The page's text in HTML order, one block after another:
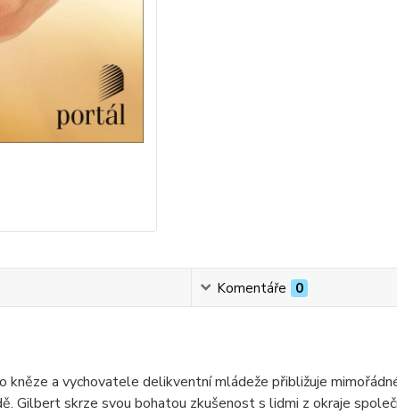
Komentáře 0
kněze a vychovatele delikventní mládeže přibližuje
Gilbert skrze svou bohatou zkušenost s lidmi z okraje